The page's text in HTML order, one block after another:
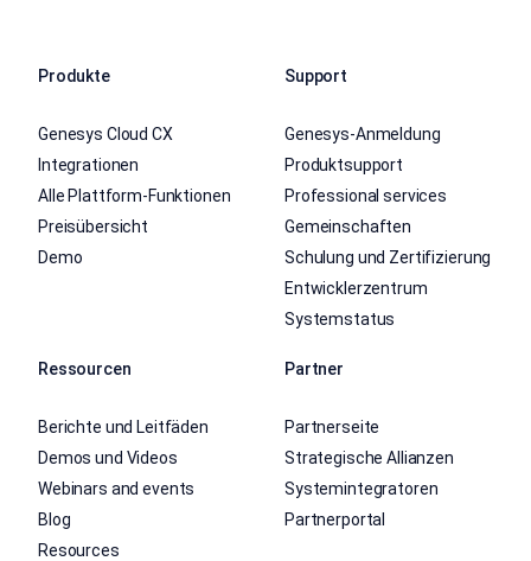
Produkte
Genesys Cloud CX
Integrationen
Alle Plattform-Funktionen
Preisübersicht
Demo
Support
Genesys-Anmeldung
Produktsupport
Professional services
Gemeinschaften
Schulung und Zertifizierung
Entwicklerzentrum
Systemstatus
Ressourcen
Berichte und Leitfäden
Demos und Videos
Webinars and events
Blog
Resources
Partner
Partnerseite
Strategische Allianzen
Systemintegratoren
Partnerportal